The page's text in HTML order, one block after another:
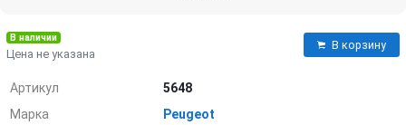
В наличии
Цена не указана
В корзину
Артикул
5648
Марка
Peugeot